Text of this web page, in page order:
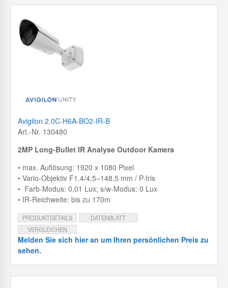
Avigilon 2.0C-H6A-BO2-IR-B
Art.-Nr. 130480
2MP Long-Bullet IR Analyse Outdoor Kamera
• max. Auflösung: 1920 x 1080 Pixel
• Vario-Objektiv F1.4/4,5–148,5 mm / P-Iris
• Farb-Modus: 0,01 Lux; s/w-Modus: 0 Lux
• IR-Reichweite: bis zu 170m
PRODUKTDETAILS
DATENBLATT
VERGLEICHEN
Melden Sie sich hier an um Ihren persönlichen Preis zu
sehen.